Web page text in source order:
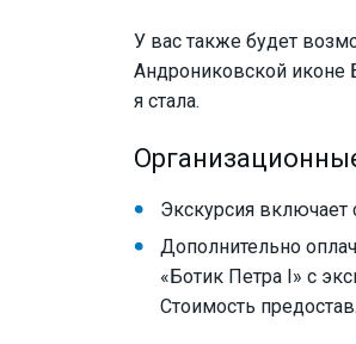
У вас также будет
Андрониковской иконе
я стала.
Экскурсия включает
Дополнительно
«Ботик Петра I» с
Стоимость